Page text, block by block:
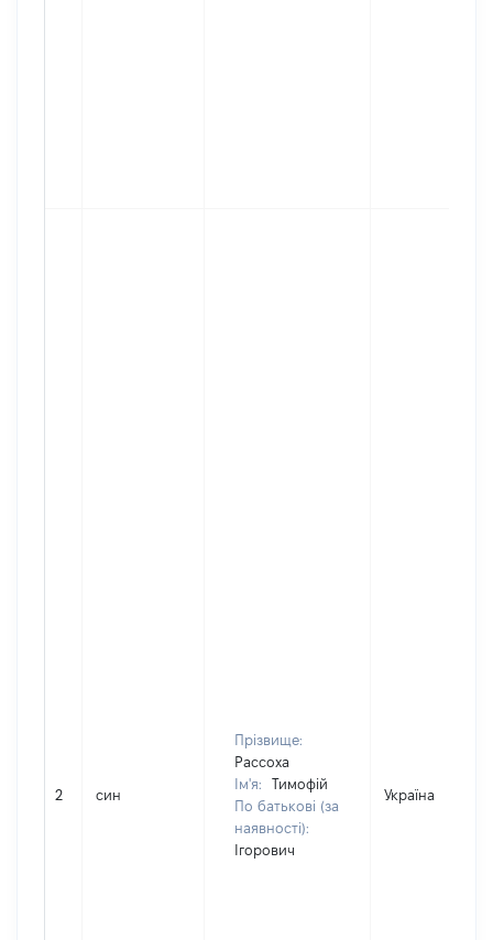
2 син
Прізвище:
Рассоха
Ім'я:
Тимофій
По батькові (за
наявності):
Ігорович
Україна